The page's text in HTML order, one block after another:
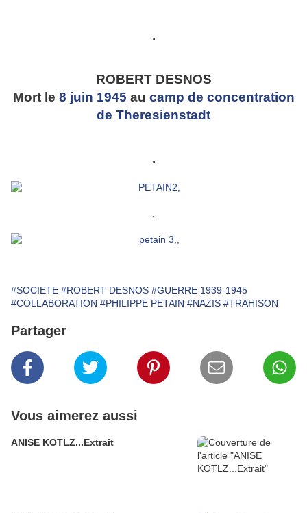
.
ROBERT DESNOS
Mort le 8 juin 1945 au camp de concentration
de Theresienstadt
.
#SOCIETE #ROBERT DESNOS #GUERRE 1939-1945
#COLLABORATION #PHILIPPE PETAIN #NAZIS #TRAHISON
Partager
Vous aimerez aussi
ANISE KOTLZ...Extrait